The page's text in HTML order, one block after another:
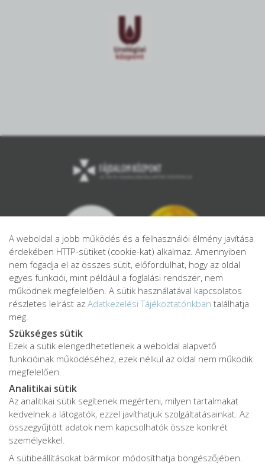
Adatkezelési tájékoztató
Adatvédelmi tájékoztató
Impresszum
Karrier
A weboldal a jobb működés és a felhasználói élmény javítása
érdekében HTTP-sütiket (cookie-kat) alkalmaz. Amennyiben
nem fogadja el az összes sütit, előfordulhat, hogy az oldal
egyes funkciói, mint például a foglalási rendszer, nem
működnek megfelelően. A sütik használatával kapcsolatos
részletes leírást az Adatkezelési Tájékoztatónkban találhatja
meg.
Szükséges sütik
Ezek a sütik elengedhetetlenek a weboldal alapvető
funkcióinak működéséhez, ezek nélkül az oldal nem működik
megfelelően.
Analitikai sütik
Az analitikai sütik segítenek megérteni, milyen tartalmakat
kedvelnek a látogatók, ezzel javíthatjuk szolgáltatásainkat. Az
összegyűjtött adatok nem kapcsolhatók össze konkrét
személyekkel.
A sütibeállításokat bármikor módosíthatja böngészőjében.